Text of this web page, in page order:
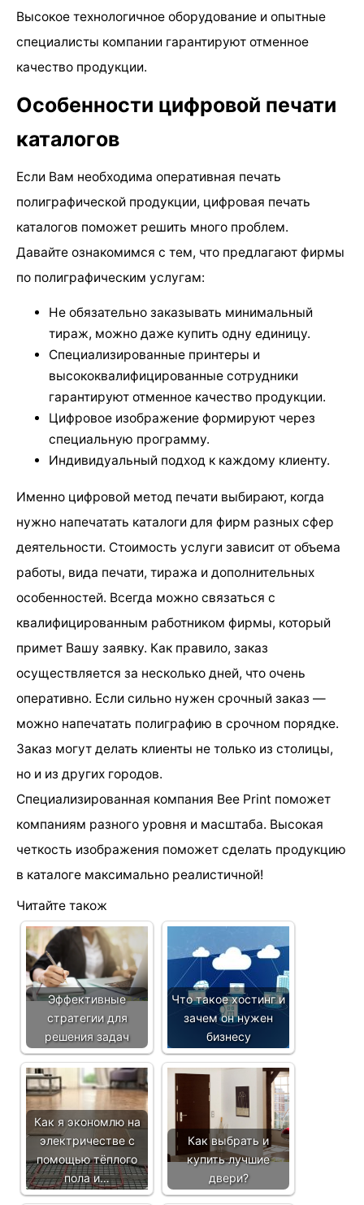
Высокое технологичное оборудование и опытные
специалисты компании гарантируют отменное
качество продукции.
Особенности цифровой печати
каталогов
Если Вам необходима оперативная печать
полиграфической продукции, цифровая печать
каталогов поможет решить много проблем.
Давайте ознакомимся с тем, что предлагают фирмы
по полиграфическим услугам:
Не обязательно заказывать минимальный
тираж, можно даже купить одну единицу.
Специализированные принтеры и
высококвалифицированные сотрудники
гарантируют отменное качество продукции.
Цифровое изображение формируют через
специальную программу.
Индивидуальный подход к каждому клиенту.
Именно цифровой метод печати выбирают, когда
нужно напечатать каталоги для фирм разных сфер
деятельности. Стоимость услуги зависит от объема
работы, вида печати, тиража и дополнительных
особенностей. Всегда можно связаться с
квалифицированным работником фирмы, который
примет Вашу заявку. Как правило, заказ
осуществляется за несколько дней, что очень
оперативно. Если сильно нужен срочный заказ —
можно напечатать полиграфию в срочном порядке.
Заказ могут делать клиенты не только из столицы,
но и из других городов.
Специализированная компания Bee Print поможет
компаниям разного уровня и масштаба. Высокая
четкость изображения поможет сделать продукцию
в каталоге максимально реалистичной!
Читайте також
Эффективные
стратегии для
решения задач
Что такое хостинг и
зачем он нужен
бизнесу
Как я экономлю на
электричестве с
помощью тёплого
пола и…
Как выбрать и
купить лучшие
двери?